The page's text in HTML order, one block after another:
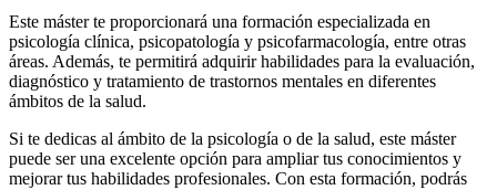
Este máster te proporcionará una formación especializada en
psicología clínica, psicopatología y psicofarmacología, entre otras
áreas. Además, te permitirá adquirir habilidades para la evaluación,
diagnóstico y tratamiento de trastornos mentales en diferentes
ámbitos de la salud.
Si te dedicas al ámbito de la psicología o de la salud, este máster
puede ser una excelente opción para ampliar tus conocimientos y
mejorar tus habilidades profesionales. Con esta formación, podrás